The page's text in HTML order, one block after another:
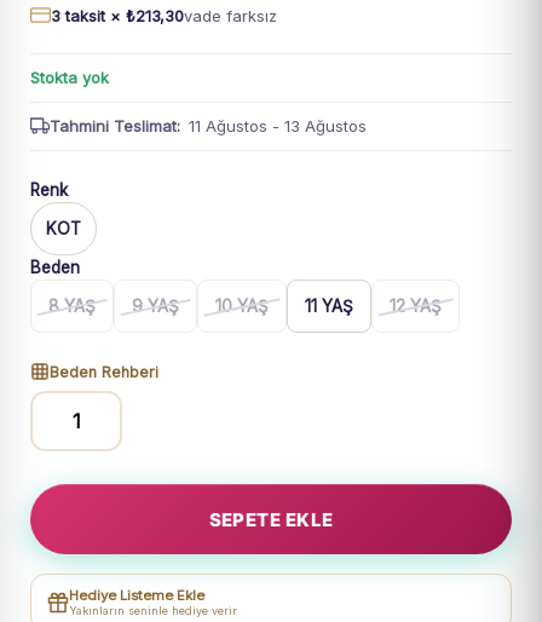
3 taksit ×₺213,30vade farksız
Stokta yok
Tahmini Teslimat: 11 Ağustos - 13 Ağustos
Renk
KOT
Beden
8 YAŞ
9 YAŞ 10 YAŞ 11 YAŞ 12 YAŞ
Beden Rehberi
Erkek
Kot
Pantolon
11
Yaş
SEPETE EKLE
Hediye Listeme Ekle
Yakınların seninle hediye verir